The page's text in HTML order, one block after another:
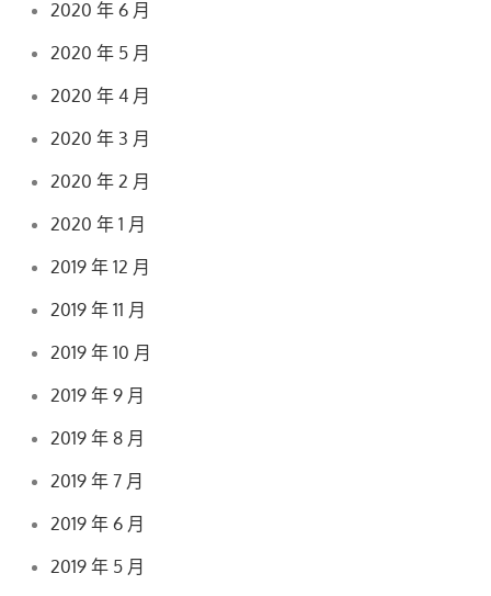
2020 年 6 月
2020 年 5 月
2020 年 4 月
2020 年 3 月
2020 年 2 月
2020 年 1 月
2019 年 12 月
2019 年 11 月
2019 年 10 月
2019 年 9 月
2019 年 8 月
2019 年 7 月
2019 年 6 月
2019 年 5 月